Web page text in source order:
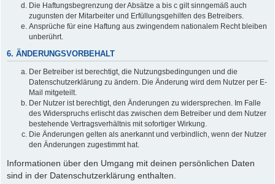
Die Haftungsbegrenzung der Absätze a bis c gilt sinngemäß auch
zugunsten der Mitarbeiter und Erfüllungsgehilfen des Betreibers.
Ansprüche für eine Haftung aus zwingendem nationalem Recht bleiben
unberührt.
6. ÄNDERUNGSVORBEHALT
Der Betreiber ist berechtigt, die Nutzungsbedingungen und die
Datenschutzerklärung zu ändern. Die Änderung wird dem Nutzer per E-
Mail mitgeteilt.
Der Nutzer ist berechtigt, den Änderungen zu widersprechen. Im Falle
des Widerspruchs erlischt das zwischen dem Betreiber und dem Nutzer
bestehende Vertragsverhältnis mit sofortiger Wirkung.
Die Änderungen gelten als anerkannt und verbindlich, wenn der Nutzer
den Änderungen zugestimmt hat.
Informationen über den Umgang mit deinen persönlichen Daten
sind in der Datenschutzerklärung enthalten.